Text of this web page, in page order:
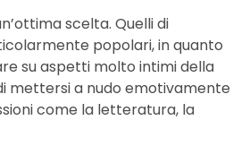
scelta. Quelli di
popolari, in quanto
su aspetti molto intimi della
mettersi a nudo emotivamente
come la letteratura, la